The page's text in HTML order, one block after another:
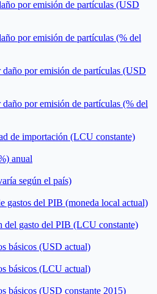
por emisión de partículas (USD
por emisión de partículas (% del
por emisión de partículas (USD
por emisión de partículas (% del
de importación (LCU constante)
anual
según el país)
gastos del PIB (moneda local actual)
del gasto del PIB (LCU constante)
básicos (USD actual)
básicos (LCU actual)
básicos (USD constante 2015)